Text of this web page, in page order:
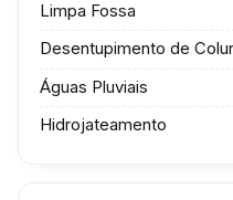
Limpa Fossa
Desentupimento de
Águas Pluviais
Hidrojateamento